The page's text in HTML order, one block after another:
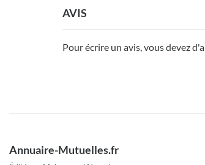
AVIS
Pour écrire un avis, vous devez
Annuaire-Mutuelles.fr